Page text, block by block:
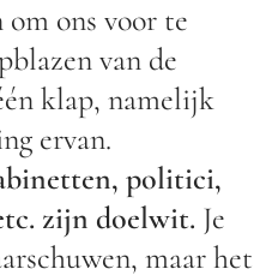
ons voor te
van de
klap, namelijk
ervan.
politici,
zijn doelwit. Je
maar het